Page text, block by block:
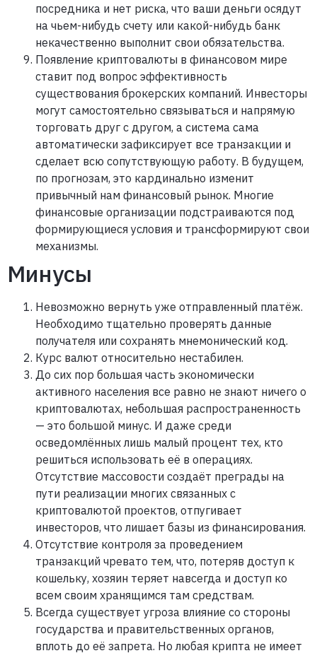
посредника и нет риска, что ваши деньги осядут
на чьем-нибудь счету или какой-нибудь банк
некачественно выполнит свои обязательства.
Появление криптовалюты в финансовом мире
ставит под вопрос эффективность
существования брокерских компаний. Инвесторы
могут самостоятельно связываться и напрямую
торговать друг с другом, а система сама
автоматически зафиксирует все транзакции и
сделает всю сопутствующую работу. В будущем,
по прогнозам, это кардинально изменит
привычный нам финансовый рынок. Многие
финансовые организации подстраиваются под
формирующиеся условия и трансформируют свои
механизмы.
Минусы
Невозможно вернуть уже отправленный платёж.
Необходимо тщательно проверять данные
получателя или сохранять мнемонический код.
Курс валют относительно нестабилен.
До сих пор большая часть экономически
активного населения все равно не знают ничего о
криптовалютах, небольшая распространенность
— это большой минус. И даже среди
осведомлённых лишь малый процент тех, кто
решиться использовать её в операциях.
Отсутствие массовости создаёт преграды на
пути реализации многих связанных с
криптовалютой проектов, отпугивает
инвесторов, что лишает базы из финансирования.
Отсутствие контроля за проведением
транзакций чревато тем, что, потеряв доступ к
кошельку, хозяин теряет навсегда и доступ ко
всем своим хранящимся там средствам.
Всегда существует угроза влияние со стороны
государства и правительственных органов,
вплоть до её запрета. Но любая крипта не имеет